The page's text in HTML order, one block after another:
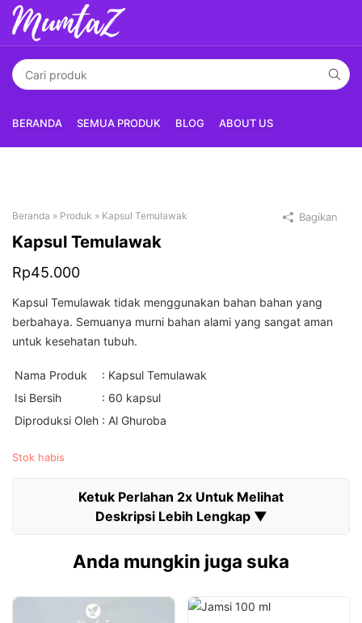
BERANDA SEMUA PRODUK BLOG ABOUT US
Beranda » Produk » Kapsul Temulawak
Kapsul Temulawak
Rp45.000
Kapsul Temulawak tidak menggunakan bahan bahan yang
berbahaya. Semuanya murni bahan alami yang sangat aman
untuk kesehatan tubuh.
Nama Produk
: Kapsul Temulawak
Isi Bersih
: 60 kapsul
Diproduksi Oleh : Al Ghuroba
Stok habis
Bagikan
Anda mungkin juga suka